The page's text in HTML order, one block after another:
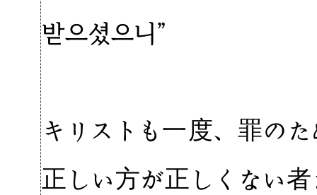
받으셨으니”
キリストも一度、罪の
正しい方が正しくない